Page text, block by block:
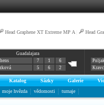
Head Graphene XT Extreme MP A Head
Guadalajara
7 1
6
5 6 2
Katalog Sázky Galerie
moje hvězda vědomosti turnaje